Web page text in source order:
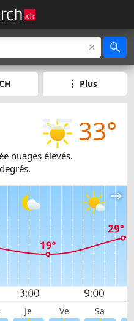
Plus
33°
nuages élevés.
Je Ve Sa